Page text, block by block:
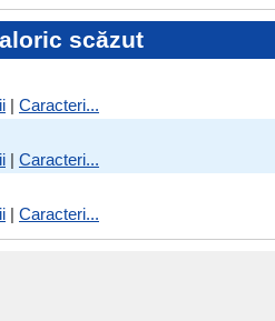
scăzut
| Caracteri...
| Caracteri...
| Caracteri...